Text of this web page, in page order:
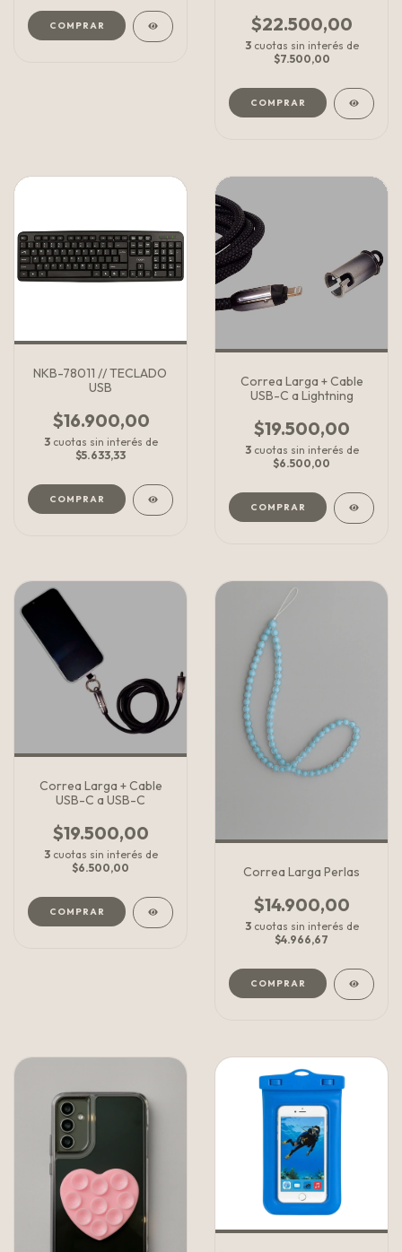
$22.500,00
3 cuotas sin interés de
$7.500,00
COMPRAR
NKB-78011 // TECLADO
USB
$16.900,00
3 cuotas sin interés de
$5.633,33
Correa Larga + Cable
USB-C a Lightning
$19.500,00
3 cuotas sin interés de
$6.500,00
Correa Larga + Cable
USB-C a USB-C
$19.500,00
3 cuotas sin interés de
$6.500,00
Correa Larga Perlas
$14.900,00
3 cuotas sin interés de
$4.966,67
COMPRAR